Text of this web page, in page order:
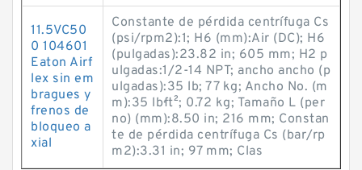
11.5VC50
0 104601
Eaton Airf
lex sin em
bragues y
frenos de
bloqueo a
xial
Constante de pérdida centrífuga Cs
(psi/rpm2):1; H6 (mm):Air (DC); H6
(pulgadas):23.82 in; 605 mm; H2 p
ulgadas:1/2-14 NPT; ancho ancho (p
ulgadas):35 lb; 77 kg; Ancho No. (m
m):35 lb·ft²; 0.72 kg; Tamaño L (per
no) (mm):8.50 in; 216 mm; Constan
te de pérdida centrífuga Cs (bar/rp
m2):3.31 in; 97 mm; Clas